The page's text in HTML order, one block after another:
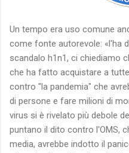
Un tempo era uso comune
come fonte autorevole: «l'ha
scandalo h1n1, ci chiediamo
che ha fatto acquistare a
contro "la pandemia" che
di persone e fare milioni di
virus si è rivelato più debole
puntano il dito contro l'OMS,
media, avrebbe indotto il